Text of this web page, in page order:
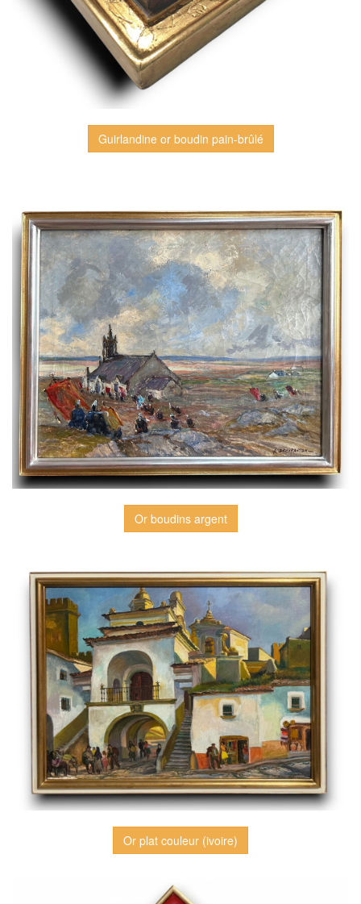
Guirlandine or boudin pain-brûlé
Or boudins argent
Or plat couleur (ivoire)